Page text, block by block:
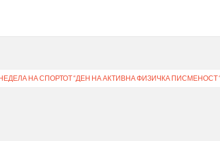
НА СПОРТОТ “ДЕН НА АКТИВНА ФИЗИЧКА ПИСМЕНОСТ